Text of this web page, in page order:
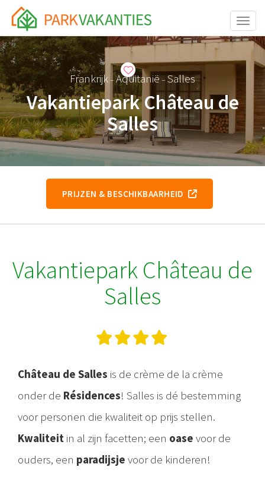
Frankrijk–Aquitanië–Salles
Vakantiepark Château de
Salles
PRIJZEN & BESCHIKBAARHEID
Vakantiepark Château de
Salles
Château de Salles is de crème de la crème
onder de Résidences! Salles is dé bestemming
voor personen die kwaliteit op prijs stellen.
Kwaliteit in al zijn facetten; een oase voor de
ouders, een paradijsje voor de kinderen!